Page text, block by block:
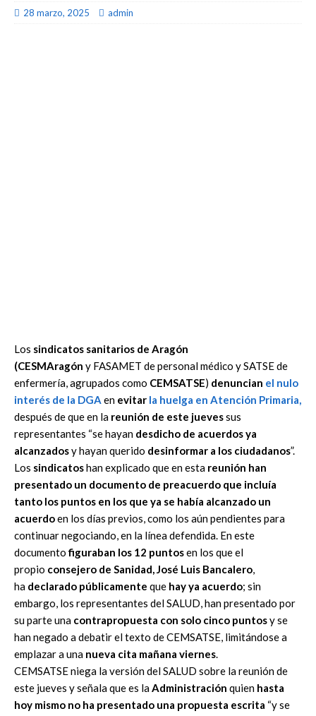
28 marzo, 2025 admin
Los sindicatos sanitarios de Aragón
(CESMAragón y FASAMET de personal médico y SATSE de
enfermería, agrupados como CEMSATSE) denuncian el nulo
interés de la DGA en evitar la huelga en Atención Primaria,
después de que en la reunión de este juevessus
representantes “se hayan desdicho de acuerdos ya
alcanzadosy hayan querido desinformar a los ciudadanos”.
Los sindicatoshan explicado que en esta reunión han
presentado un documento de preacuerdo que incluía
tanto los puntos en los que ya se había alcanzado un
acuerdoen los días previos, como los aún pendientes para
continuar negociando, en la línea defendida. En este
documentofiguraban los 12 puntosen los que el
propio consejero de Sanidad, José Luis Bancalero,
ha declarado públicamente que hay ya acuerdo; sin
embargo, los representantes del SALUD, han presentado por
su parte una contrapropuesta con solo cinco puntosy se
han negado a debatir el texto de CEMSATSE, limitándose a
emplazar a una nueva cita mañana viernes.
CEMSATSE niega la versión del SALUD sobre la reunión de
este jueves y señala que es laAdministración quien hasta
hoy mismo no ha presentado una propuesta escrita “y se